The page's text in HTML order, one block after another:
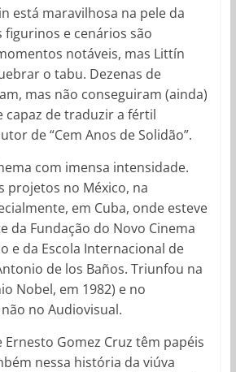
está maravilhosa na pele da
figurinos e cenários são
notáveis, mas Littín
o tabu. Dezenas de
mas não conseguiram (ainda)
capaz de traduzir a fértil
de “Cem Anos de Solidão”.
com imensa intensidade.
projetos no México, na
em Cuba, onde esteve
da Fundação do Novo Cinema
e da Escola Internacional de
de los Baños. Triunfou na
Nobel, em 1982) e no
no Audiovisual.
Ernesto Gomez Cruz têm papéis
nessa história da viúva